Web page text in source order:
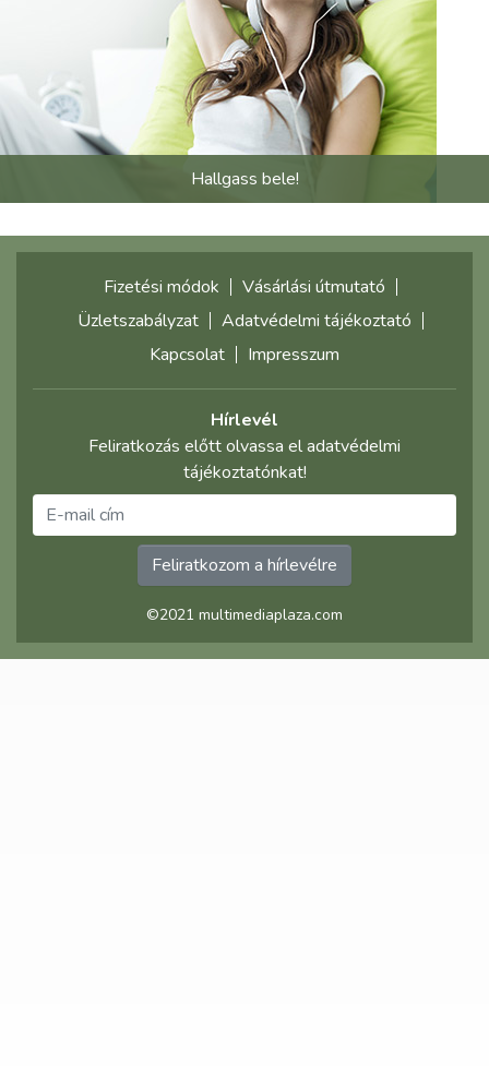
Hallgass bele!
Fizetési módok
Vásárlási útmutató
Üzletszabályzat
Adatvédelmi tájékoztató
Kapcsolat
Impresszum
Hírlevél
Feliratkozás előtt olvassa el adatvédelmi
tájékoztatónkat!
Feliratkozom a hírlevélre
©2021 multimediaplaza.com